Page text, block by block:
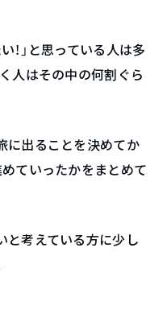
！」と思っている人は多
人はその中の何割ぐら
に出ることを決めてか
ていったかをまとめて
と考えている方に少し